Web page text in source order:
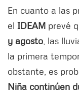
En cuanto a las
el IDEAM prevé
y agosto , las
la primera
obstante, es
Niña continúen